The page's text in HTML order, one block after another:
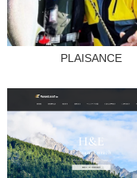
PLAISANCE